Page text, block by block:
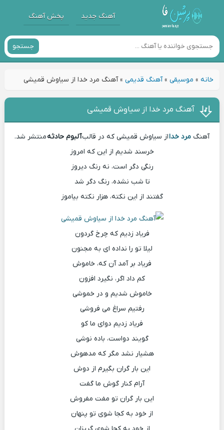
آهنگ جدید پخش آهنگ
جستجو
خانه» موسیقی»آهنگ قدیمی»آهنگ مرد خدا از سیاوش قمیشی
آهنگ مرد خدا از سیاوش قمیشی
آهنگ مرد خدااز سیاوش قمیشی که در قالبآلبوم حادثهمنتشر شد.
خرسند شدیم از این که امروز
رنگی دگر است، نه رنگ دیروز
تا شب نشده، رنگ دگر شد
گفتند از این نکته، هزار نکته بیاموز
فریاد زدیم که چرخ گردون
لیلا تو را نداده ای به مجنون
فریاد بر آمد آن که، خاموش
کم داد اگر، نگیرد افزون
خاموش شدیم و در خموشی
رفتیم سراغ می فروشی
فریاد زدیم دوای ما کو
گویند دواست، باده نوشی
هشیار نشد مگر که مدهوش
این بار گران بگیرم از دوش
آرام کنار گوش ما گفت
این بار گران تو مفت مفروش
از خود به کجا شوی تو پنهان